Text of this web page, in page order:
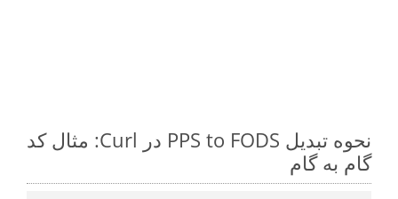
نحوه تبدیل PPS to FODS در Curl: مثال کد
گام به گام